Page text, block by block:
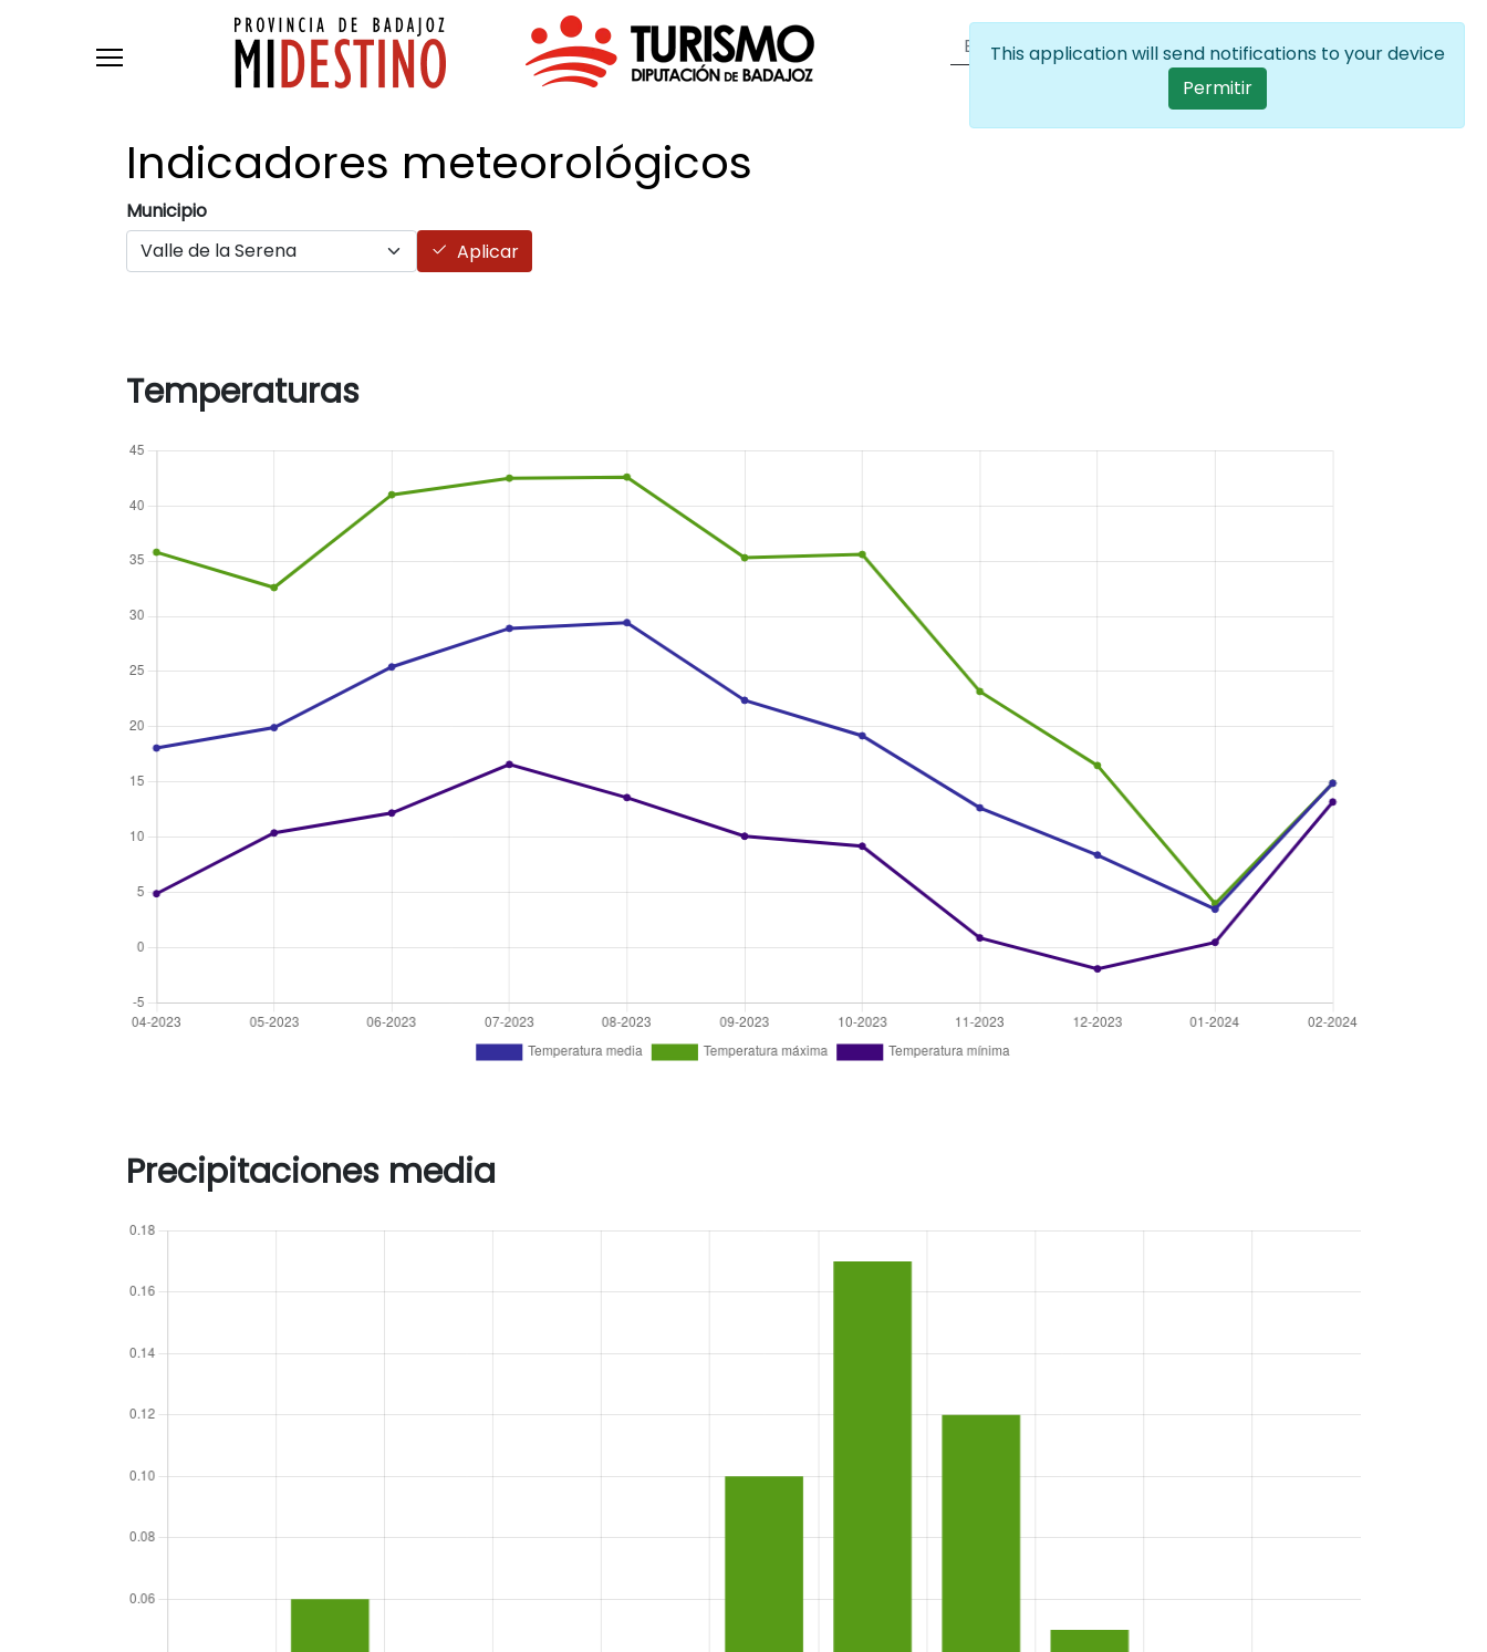
Pasar al contenido principal
User account menu
Iniciar sesión ES Lista
Indicadores meteorológicos
Municipio
Aplicar
Temperaturas
Precipitaciones media
This application will send notifications to your device
Permitir